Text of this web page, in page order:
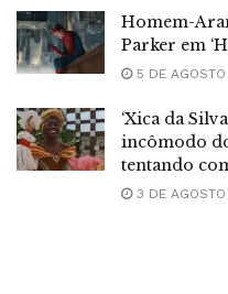
Homem-
Parker em
5 DE
‘Xica da
incômodo
tentando
3 DE